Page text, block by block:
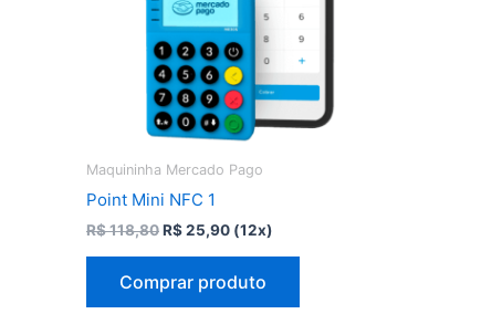
Maquininha Mercado Pago
Point Mini NFC 1
R$118,80O
era:
R$ 118,80.
R$25,90O
é:
R$ 25,90.
(12x)
Comprar produto